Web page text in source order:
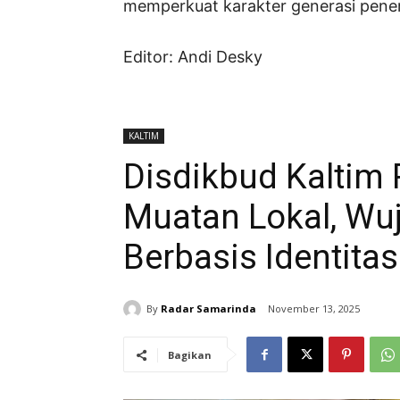
memperkuat karakter generasi
Editor: Andi Desky